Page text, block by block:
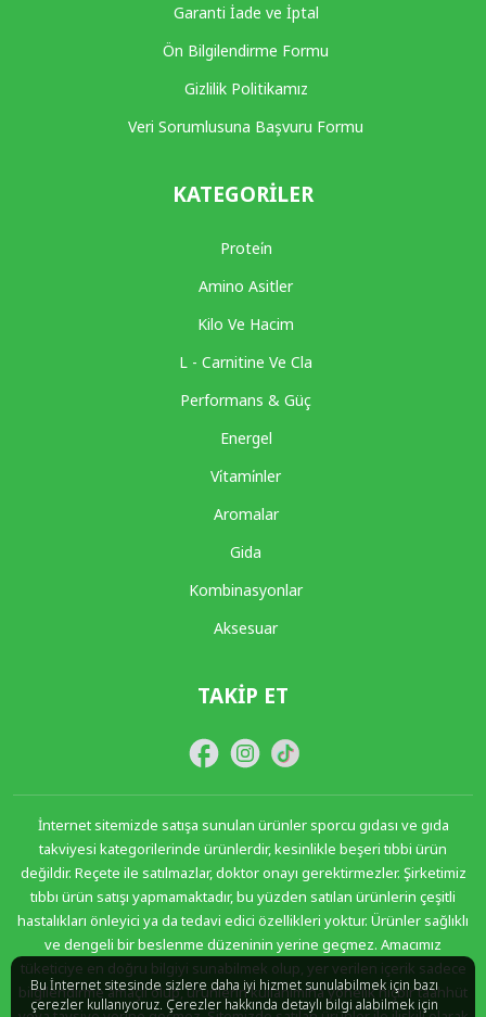
Bu İnternet sitesinde sizlere daha iyi hizmet sunulabilmek için bazı
çerezler kullanıyoruz. Çerezler hakkında detaylı bilgi alabilmek için
Garanti İade ve İptal
Ön Bilgilendirme Formu
Gizlilik Politikamız
Veri Sorumlusuna Başvuru Formu
KATEGORILER
Protei̇n
Amino Asitler
Kilo Ve Hacim
L - Carnitine Ve Cla
Performans & Güç
Energel
Vi̇tami̇nler
Aromalar
Gida
Kombinasyonlar
Aksesuar
TAKIP ET
İnternet sitemizde satışa sunulan ürünler sporcu gıdası ve gıda
takviyesi kategorilerinde ürünlerdir, kesinlikle beşeri tıbbi ürün
değildir. Reçete ile satılmazlar, doktor onayı gerektirmezler. Şirketimiz
tıbbı ürün satışı yapmamaktadır, bu yüzden satılan ürünlerin çeşitli
hastalıkları önleyici ya da tedavi edici özellikleri yoktur. Ürünler sağlıklı
ve dengeli bir beslenme düzeninin yerine geçmez. Amacımız
tüketiciye en doğru bilgiyi sunabilmek olup, yer verilen içerik sadece
bilgilendirme amaçlı olup, ürünlerin kullanımına yönelik hiçbir taahhüt